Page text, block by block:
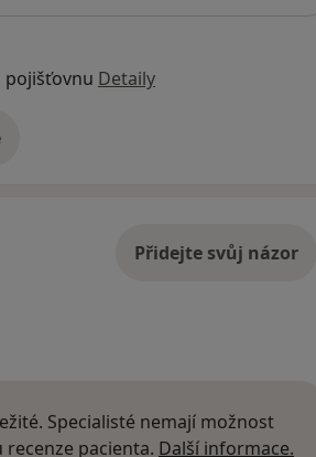
pojišťovnu Detaily
Přidejte svůj názor
Specialisté nemají možnost
pacienta. Další informace.